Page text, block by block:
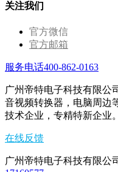
关注我们
官方微信
官方邮箱
服务电话400-862-0163
广州帝特电子科技有限公
音视频转换器，电脑周边
技术企业，专精特新企业。
在线反馈
广州帝特电子科技有限公